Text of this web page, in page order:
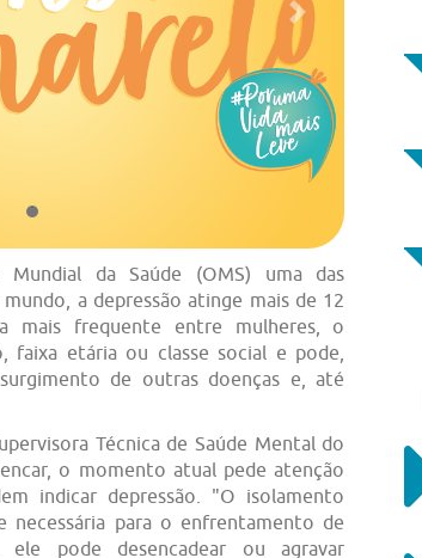
Next
Mundial da Saúde (OMS) uma das
a depressão atinge mais de 12
mais frequente entre mulheres, o
faixa etária ou classe social e pode,
de outras doenças e, até
Técnica de Saúde Mental do
o momento atual pede atenção
indicar depressão. "O isolamento
necessária para o enfrentamento de
ele pode desencadear ou agravar